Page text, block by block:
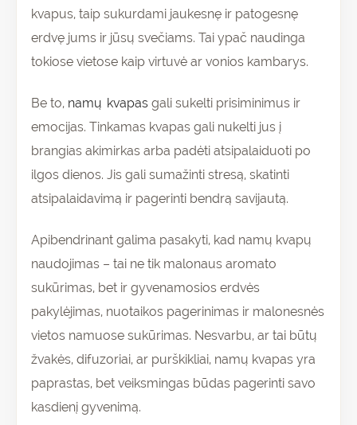
kvapus, taip sukurdami jaukesnę ir patogesnę
erdvę jums ir jūsų svečiams. Tai ypač naudinga
tokiose vietose kaip virtuvė ar vonios kambarys.
Be to, namų kvapas gali sukelti prisiminimus ir
emocijas. Tinkamas kvapas gali nukelti jus į
brangias akimirkas arba padėti atsipalaiduoti po
ilgos dienos. Jis gali sumažinti stresą, skatinti
atsipalaidavimą ir pagerinti bendrą savijautą.
Apibendrinant galima pasakyti, kad namų kvapų
naudojimas – tai ne tik malonaus aromato
sukūrimas, bet ir gyvenamosios erdvės
pakylėjimas, nuotaikos pagerinimas ir malonesnės
vietos namuose sukūrimas. Nesvarbu, ar tai būtų
žvakės, difuzoriai, ar purškikliai, namų kvapas yra
paprastas, bet veiksmingas būdas pagerinti savo
kasdienį gyvenimą.